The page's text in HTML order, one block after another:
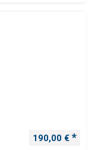
190,00 €